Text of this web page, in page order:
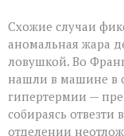
Схожие случаи
аномальная жара
ловушкой. Во
нашли в машине в
гипертермии —
собираясь отвезти
отделении